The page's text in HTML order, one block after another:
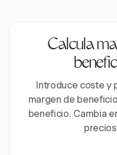
Calcula
Introduce coste y
margen de
beneficio. Cambia